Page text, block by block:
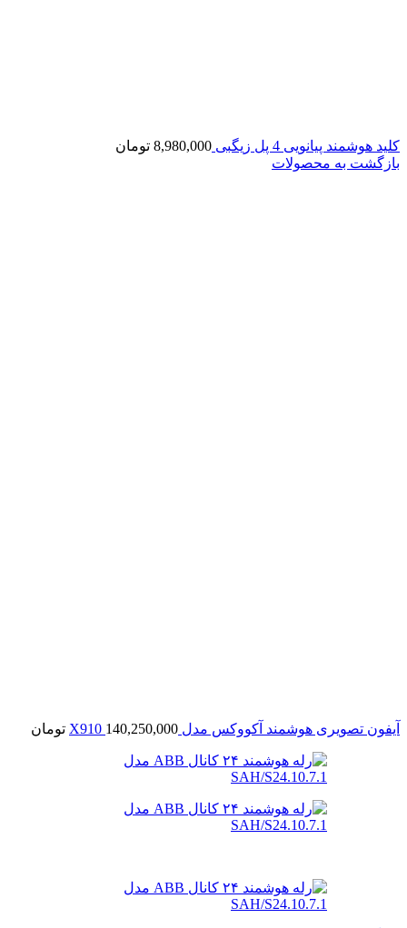
کلید هوشمند پیانویی 4 پل زیگبی 8,980,000 تومان
بازگشت به محصولات
آیفون تصویری هوشمند آکووکس مدل X910 140,250,000 تومان